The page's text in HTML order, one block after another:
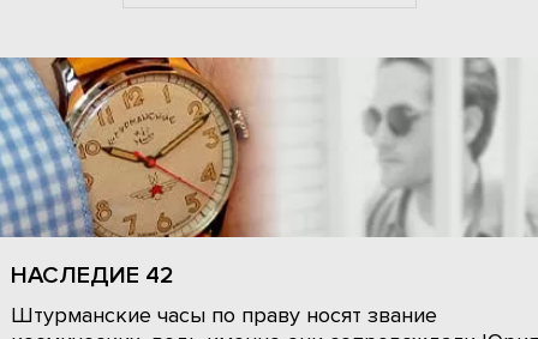
НАСЛЕДИЕ 42
Штурманские часы по праву носят звание